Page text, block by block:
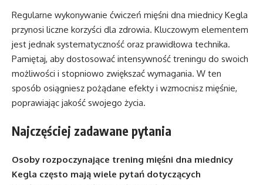
Regularne wykonywanie ćwiczeń mięśni dna miednicy Kegla
przynosi liczne korzyści dla zdrowia. Kluczowym elementem
jest jednak systematyczność oraz prawidłowa technika.
Pamiętaj, aby dostosować intensywność treningu do swoich
możliwości i stopniowo zwiększać wymagania. W ten
sposób osiągniesz pożądane efekty i wzmocnisz mięśnie,
poprawiając jakość swojego życia.
Najczęściej zadawane pytania
Osoby rozpoczynające trening mięśni dna miednicy
Kegla często mają wiele pytań dotyczących